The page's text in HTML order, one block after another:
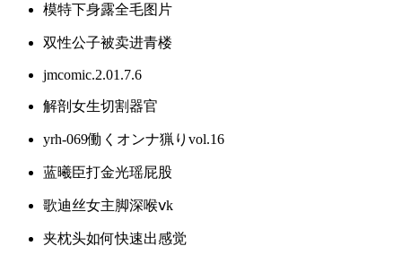
模特下身露全毛图片
双性公子被卖进青楼
jmcomic.2.01.7.6
解剖女生切割器官
yrh-069働くオンナ猟りvol.16
蓝曦臣打金光瑶屁股
歌迪丝女主脚深喉ⅴk
夹枕头如何快速出感觉